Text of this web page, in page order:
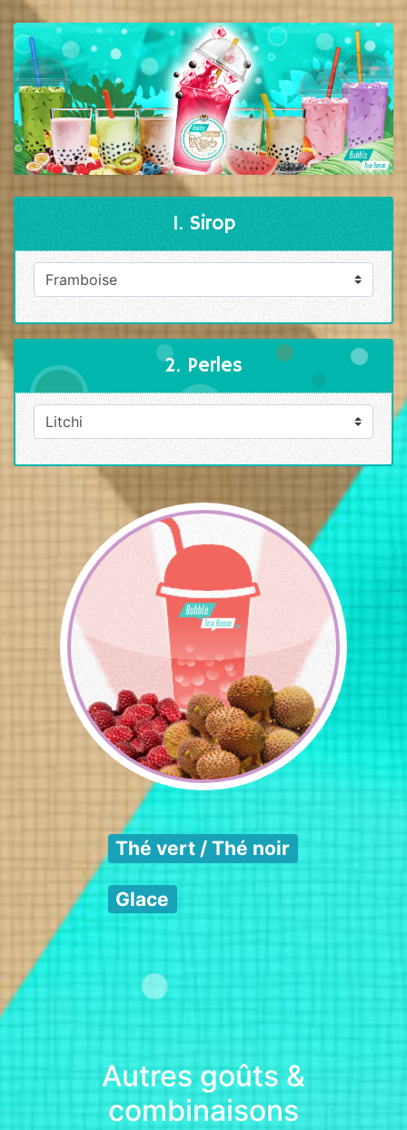
1. Sirop
2. Perles
Thé vert / Thé noir
Glace
Autres goûts &
combinaisons